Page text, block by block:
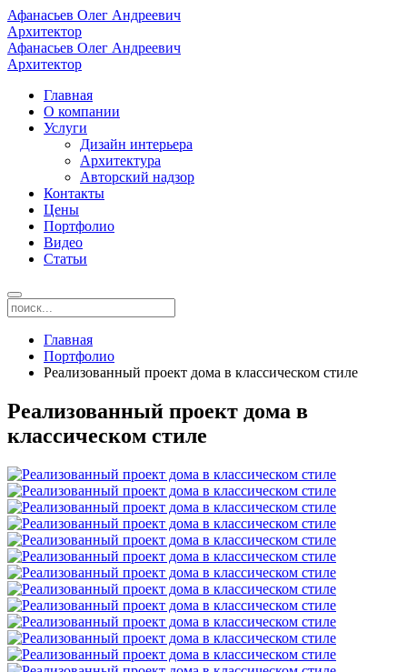
Афанасьев Олег Андреевич
Архитектор
Афанасьев Олег Андреевич
Архитектор
Главная
О компании
Услуги
Дизайн интерьера
Архитектура
Авторский надзор
Контакты
Цены
Портфолио
Видео
Статьи
Главная
Портфолио
Реализованный проект дома в классическом стиле
Реализованный проект дома в
классическом стиле